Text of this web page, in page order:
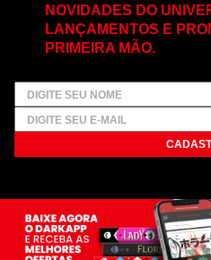
NOVIDADES DO
LANÇAMENTOS E
PRIMEIRA MÃO.